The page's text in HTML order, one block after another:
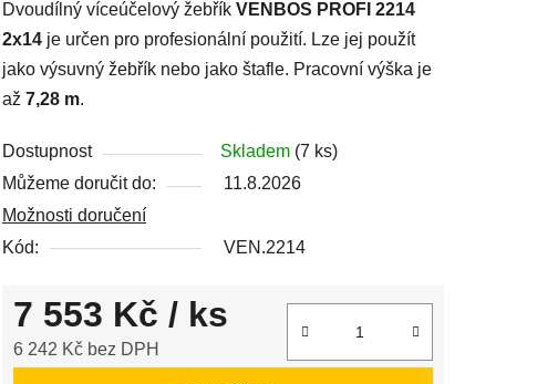
je
5,0
z
5
Dvoudílný víceúčelový žebřík VENBOS PROFI 2214
2x14 je určen pro profesionální použití. Lze jej použít
jako výsuvný žebřík nebo jako štafle. Pracovní výška je
až 7,28 m.
Dostupnost Skladem (7 ks)
Můžeme doručit do:
11.8.2026
Možnosti doručení
Kód:
VEN.2214
7 553 Kč / ks
6 242 Kč bez DPH